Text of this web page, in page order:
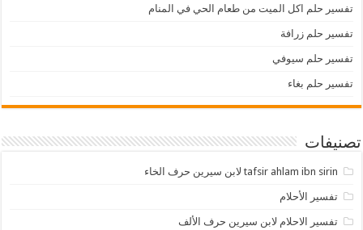
تفسير حلم اكل الميت من طعام الحي في المنام
تفسير حلم زرافة
تفسير حلم سيوفي
تفسير حلم بغاء
تصنيفات
tafsir ahlam ibn sirin لابن سيرين حرف الخاء
تفسير الأحلام
تفسير الاحلام لابن سيرين حرف الألف